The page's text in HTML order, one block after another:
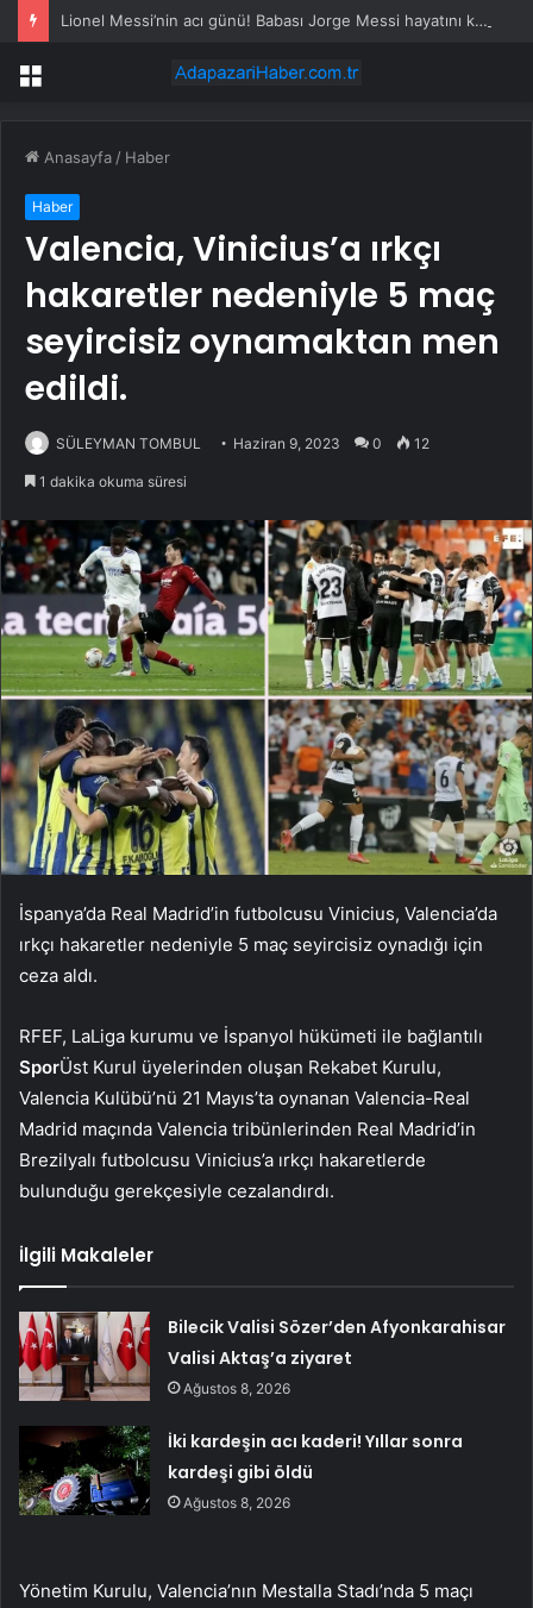
Lionel Messi’nin acı günü! Babası Jorge Messi hayatını kaybetti
Menü
Anasayfa / Haber
Haber
Valencia, Vinicius’a ırkçı
hakaretler nedeniyle 5 maç
seyircisiz oynamaktan men
edildi.
SÜLEYMAN TOMBUL Haziran 9, 2023 0 12
1 dakika okuma süresi
İspanya’da Real Madrid’in futbolcusu Vinicius, Valencia’da
ırkçı hakaretler nedeniyle 5 maç seyircisiz oynadığı için
ceza aldı.
RFEF, LaLiga kurumu ve İspanyol hükümeti ile bağlantılı
SporÜst Kurul üyelerinden oluşan Rekabet Kurulu,
Valencia Kulübü’nü 21 Mayıs’ta oynanan Valencia-Real
Madrid maçında Valencia tribünlerinden Real Madrid’in
Brezilyalı futbolcusu Vinicius’a ırkçı hakaretlerde
bulunduğu gerekçesiyle cezalandırdı.
İlgili Makaleler
Bilecik Valisi Sözer’den Afyonkarahisar
Valisi Aktaş’a ziyaret
Ağustos 8, 2026
İki kardeşin acı kaderi! Yıllar sonra
kardeşi gibi öldü
Ağustos 8, 2026
Yönetim Kurulu, Valencia’nın Mestalla Stadı’nda 5 maçı